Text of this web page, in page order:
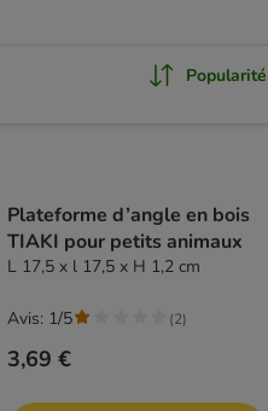
Popularité
Plateforme d’angle en bois
TIAKI pour petits animaux
L 17,5 x l 17,5 x H 1,2 cm
3,69 €
Avis: 1/5 (2)